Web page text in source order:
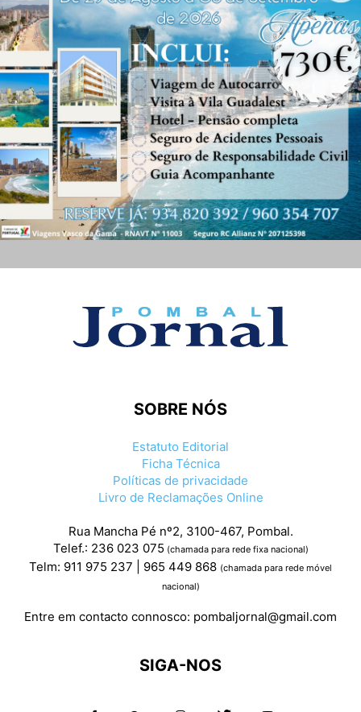
SOBRE NÓS
Estatuto Editorial
Ficha Técnica
Políticas de privacidade
Livro de Reclamações Online
Rua Mancha Pé nº2, 3100-467, Pombal.
Telef.: 236 023 075 (chamada para rede fixa nacional)
Telm: 911 975 237 | 965 449 868 (chamada para rede móvel
nacional)
Entre em contacto connosco: pombaljornal@gmail.com
SIGA-NOS